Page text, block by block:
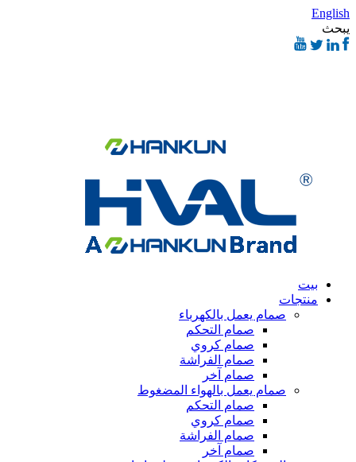
English
يبحث
بيت
منتجات
صمام يعمل بالكهرباء
صمام التحكم
صمام كروي
صمام الفراشة
صمام آخر
صمام يعمل بالهواء المضغوط
صمام التحكم
صمام كروي
صمام الفراشة
صمام آخر